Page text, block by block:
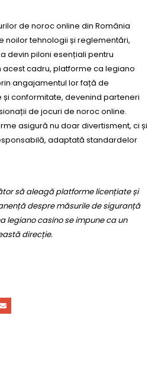
de noroc online din România
noilor tehnologii și reglementări,
devin piloni esențiali pentru
cadru, platforme ca legiano
angajamentul lor față de
conformitate, devenind parteneri
de jocuri de noroc online.
asigură nu doar divertisment, ci și
adaptată standardelor
să aleagă platforme licențiate și
despre măsurile de siguranță
casino se impune ca un
direcție.